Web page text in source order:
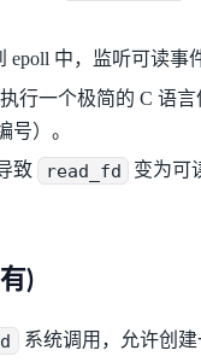
epoll 中，监听可读事
行一个极简的 C 语
号）。
致 read_fd
变为可
)
系统调用，允许创